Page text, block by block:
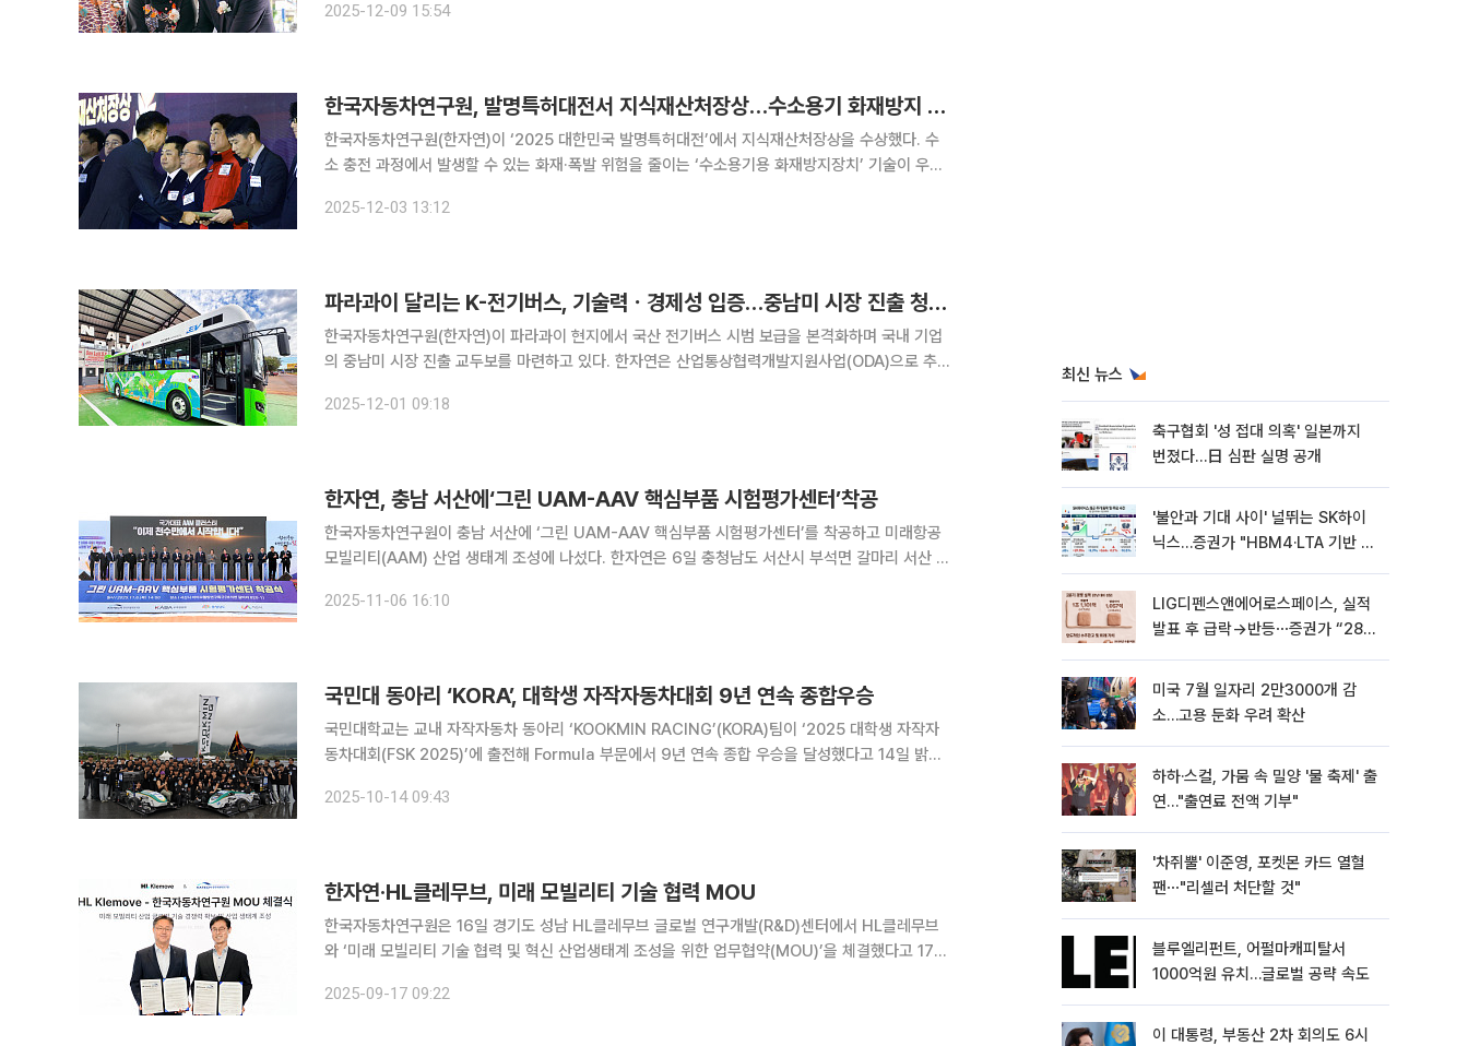
량은 현대차인도네시아생산법인에서 생산된 코나EV 15대로 현대차
2025-12-09 15:54
한국자동차연구원, 발명특허대전서 지식재산처장상…수소용기 화재방지 기술 인정
한국자동차연구원(한자연)이 ‘2025 대한민국 발명특허대전’에서 지식재산처장상을 수상했다. 수
소 충전 과정에서 발생할 수 있는 화재·폭발 위험을 줄이는 ‘수소용기용 화재방지장치’ 기술이 우수
밝혔다. 발명특허대전은 지식재산처가 주최하는 국내 대표 기술·특허 전
2025-12-03 13:12
파라과이 달리는 K-전기버스, 기술력ㆍ경제성 입증…중남미 시장 진출 청신호
한국자동차연구원(한자연)이 파라과이 현지에서 국산 전기버스 시범 보급을 본격화하며 국내 기업
의 중남미 시장 진출 교두보를 마련하고 있다. 한자연은 산업통상협력개발지원사업(ODA)으로 추진
출에 실질적 역할을 하고 있다고 1일 밝혔다. 이 사업은 산업 생
2025-12-01 09:18
한자연, 충남 서산에‘그린 UAM-AAV 핵심부품 시험평가센터’착공
한국자동차연구원이 충남 서산에 ‘그린 UAM-AAV 핵심부품 시험평가센터’를 착공하고 미래항공
모빌리티(AAM) 산업 생태계 조성에 나섰다. 한자연은 6일 충청남도 서산시 부석면 갈마리 서산 바
2025-11-06 16:10
국민대 동아리 ‘KORA’, 대학생 자작자동차대회 9년 연속 종합우승
국민대학교는 교내 자작자동차 동아리 ‘KOOKMIN RACING’(KORA)팀이 ‘2025 대학생 자작자
동차대회(FSK 2025)’에 출전해 Formula 부문에서 9년 연속 종합 우승을 달성했다고 14일 밝혔
다. 한국자동차공학회와 한국자동차연구원이 공동 주
2025-10-14 09:43
한자연·HL클레무브, 미래 모빌리티 기술 협력 MOU
한국자동차연구원은 16일 경기도 성남 HL클레무브 글로벌 연구개발(R&D)센터에서 HL클레무브
와 ‘미래 모빌리티 기술 협력 및 혁신 산업생태계 조성을 위한 업무협약(MOU)’을 체결했다고 17일
체, 소프트웨어, 고성능 컴퓨팅) △환경 센서(라이더, 레이더
2025-09-17 09:22
최신 뉴스
축구협회 '성 접대 의혹' 일본까지
번졌다…日 심판 실명 공개
'불안과 기대 사이' 널뛰는 SK하이
닉스…증권가 "HBM4·LTA 기반 펀
LIG디펜스앤에어로스페이스, 실적
발표 후 급락→반등⋯증권가 “28년
미국 7월 일자리 2만3000개 감
소…고용 둔화 우려 확산
하하·스컬, 가뭄 속 밀양 '물 축제' 출
연…"출연료 전액 기부"
'차쥐뿔' 이준영, 포켓몬 카드 열혈
팬⋯"리셀러 처단할 것"
블루엘리펀트, 어펄마캐피탈서
1000억원 유치…글로벌 공략 속도
이 대통령, 부동산 2차 회의도 6시